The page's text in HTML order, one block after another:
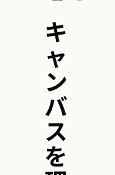
キ
ャ
ン
バ
ス
を